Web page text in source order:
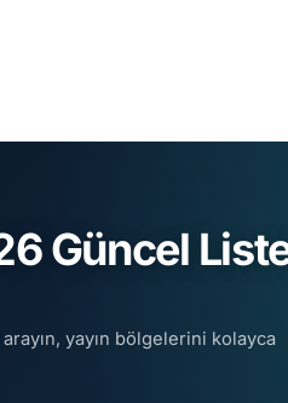
Güncel
yayın bölgelerini kolayca